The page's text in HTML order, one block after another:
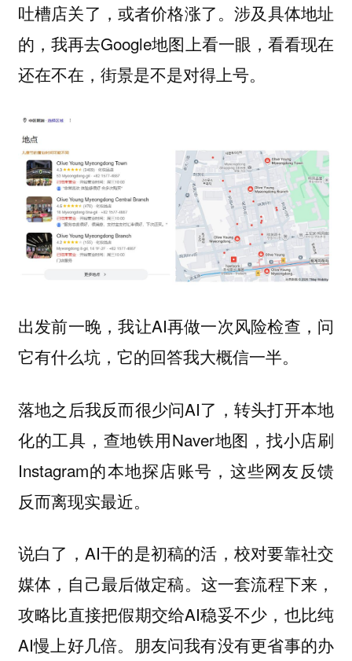
吐槽店关了，或者价格涨了。涉及具体地址
的，我再去Google地图上看一眼，看看现在
还在不在，街景是不是对得上号。
出发前一晚，我让AI再做一次风险检查，问
它有什么坑，它的回答我大概信一半。
落地之后我反而很少问AI了，转头打开本地
化的工具，查地铁用Naver地图，找小店刷
Instagram的本地探店账号，这些网友反馈
反而离现实最近。
说白了，AI干的是初稿的活，校对要靠社交
媒体，自己最后做定稿。这一套流程下来，
攻略比直接把假期交给AI稳妥不少，也比纯
AI慢上好几倍。朋友问我有没有更省事的办